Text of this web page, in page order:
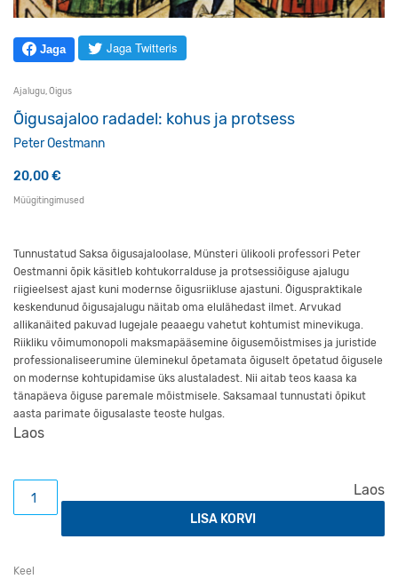
Jaga Jaga Twitteris
Ajalugu,Õigus
Õigusajaloo radadel: kohus ja protsess
Peter Oestmann
20,00€
Müügitingimused
Tunnustatud Saksa õigusajaloolase, Münsteri ülikooli professori Peter
Oestmanni õpik käsitleb kohtukorralduse ja protsessiõiguse ajalugu
riigieelsest ajast kuni modernse õigusriikluse ajastuni. Õiguspraktikale
keskendunud õigusajalugu näitab oma elulähedast ilmet. Arvukad
allikanäited pakuvad lugejale peaaegu vahetut kohtumist minevikuga.
Riikliku võimumonopoli maksmapääsemine õigusemõistmises ja juristide
professionaliseerumine üleminekul õpetamata õiguselt õpetatud õigusele
on modernse kohtupidamise üks alustaladest. Nii aitab teos kaasa ka
tänapäeva õiguse paremale mõistmisele. Saksamaal tunnustati õpikut
aasta parimate õigusalaste teoste hulgas.
Laos
Laos
Õigusajaloo radadel: kohus ja protsess kogus
LISA KORVI
Keel